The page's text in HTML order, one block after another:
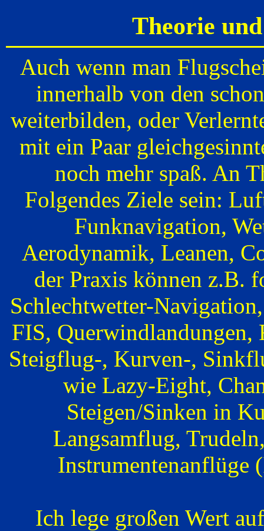
Theorie
Auch wenn man
innerhalb von den
weiterbilden, oder
mit ein Paar
noch mehr spaß. An
Folgendes Ziele sein:
Funknavigation,
Aerodynamik, Leanen,
der Praxis können z.B.
Schlechtwetter-
FIS, Querwindlandungen,
Steigflug-, Kurven-,
wie Lazy-Eight,
Steigen/Sinken in
Langsamflug,
Ich lege großen Wert